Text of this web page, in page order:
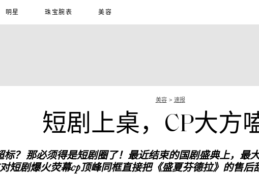
明星 珠宝腕表 美容
美容 速报
短剧上桌，CP大方
标？ 那必须得是短剧圈了 ！ 最近结束的国剧盛典上， 最
短剧爆火荧幕cp顶峰同框直接把《盛夏芬德拉》的售后